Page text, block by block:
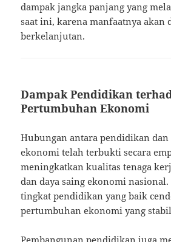
dampak jangka panjang yang
saat ini, karena manfaatnya akan
berkelanjutan.
Dampak Pendidikan
Pertumbuhan Ekonomi
Hubungan antara pendidikan
ekonomi telah terbukti secara
meningkatkan kualitas tenaga
dan daya saing ekonomi nasional.
tingkat pendidikan yang baik
pertumbuhan ekonomi yang